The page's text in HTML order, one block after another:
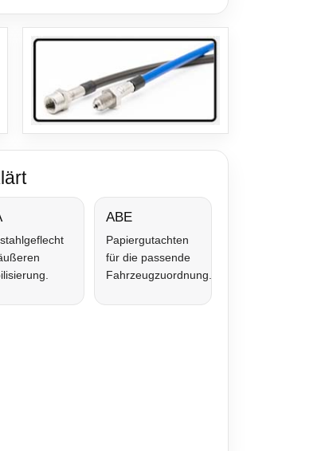
ABE
Papiergutachten
für die passende
Fahrzeugzuordnung.